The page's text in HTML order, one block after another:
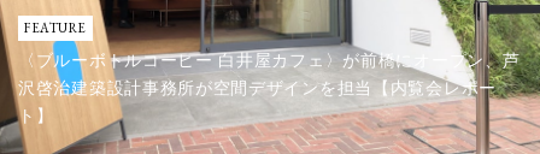
FEATURE
〈ブルーボトルコーヒー 白井屋カフェ〉が前橋にオープン、芦
沢啓治建築設計事務所が空間デザインを担当【内覧会レポー
ト】